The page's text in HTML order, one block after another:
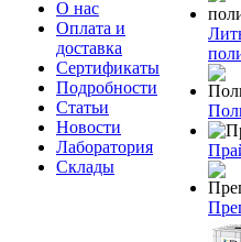
О нас
Оплата и
доставка
Сертификаты
Подробности
Статьи
Новости
Лаборатория
Склады